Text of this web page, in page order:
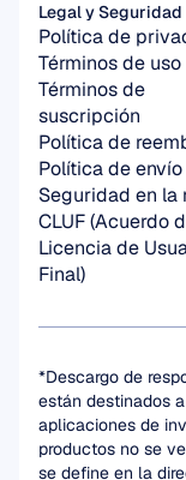
Legal y Seguridad
Política de
Términos de uso
Términos de
suscripción
Política de
Política de envío
Seguridad en la
CLUF (Acuerdo
Licencia de
Final)
*Descargo de
están destinados
aplicaciones de
productos no se
se define en la